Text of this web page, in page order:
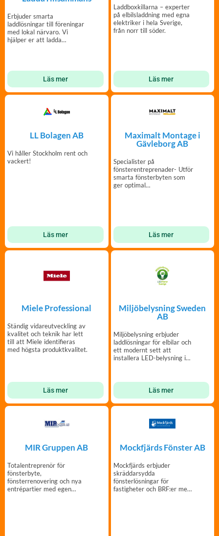
Erbjuder smarta
laddlösningar till föreningar
med lokal närvaro. Vi
hjälper er att ladda
Läs mer
Laddboxkillarna – experter
på elbilsladdning med egna
elektriker i hela Sverige,
från norr till söder.
Läs mer
LL Bolagen AB
Vi håller Stockholm rent och
vackert!
Läs mer
Maximalt Montage i
Gävleborg AB
Specialister på
fönsterentreprenader- Utför
smarta fönsterbyten som
ger optimal
Läs mer
Miele Professional
Ständig vidareutveckling av
kvalitet och teknik har lett
till att Miele identifieras
med högsta produktkvalitet.
Läs mer
Miljöbelysning Sweden
AB
Miljöbelysning erbjuder
laddlösningar för elbilar och
ett modernt sett att
installera LED-belysning i
Läs mer
MIR Gruppen AB
Totalentreprenör för
fönsterbyte,
fönsterrenovering och nya
entrépartier med egen
Mockfjärds Fönster AB
Mockfjärds erbjuder
skräddarsydda
fönsterlösningar för
fastigheter och BRF:er med